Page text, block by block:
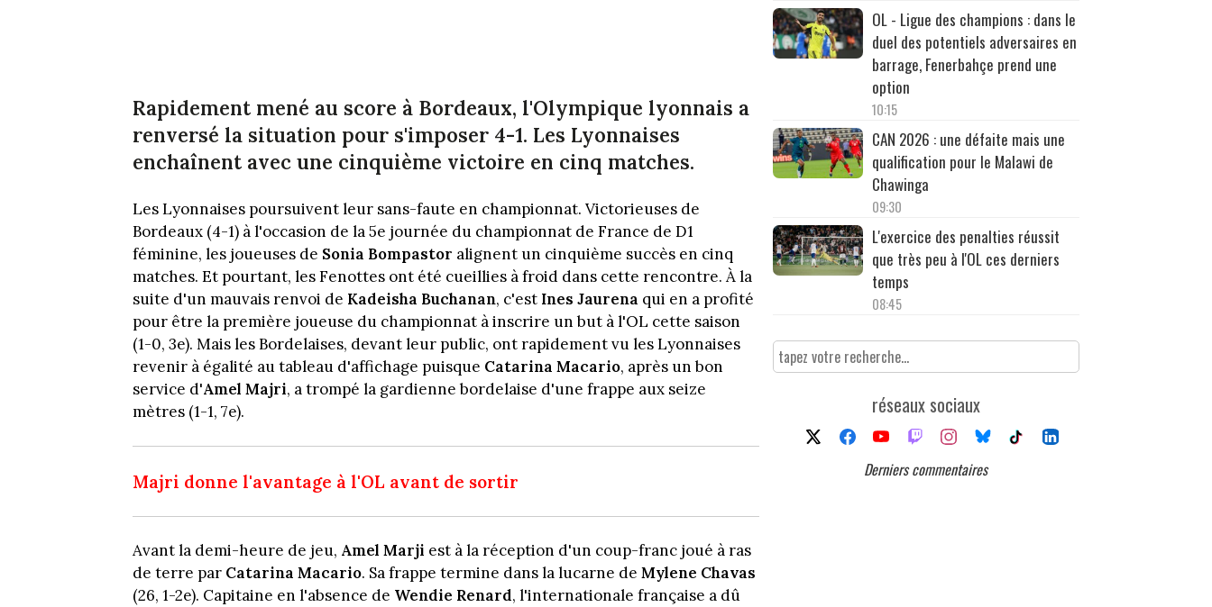
Rapidement mené au score à Bordeaux, l'Olympique lyonnais a
renversé la situation pour s'imposer 4-1. Les Lyonnaises
enchaînent avec une cinquième victoire en cinq matches.
Les Lyonnaises poursuivent leur sans-faute en championnat. Victorieuses de
Bordeaux (4-1) à l'occasion de la 5e journée du championnat de France de D1
féminine, les joueuses de Sonia Bompastor alignent un cinquième succès en cinq
matches. Et pourtant, les Fenottes ont été cueillies à froid dans cette rencontre. À la
suite d'un mauvais renvoi de Kadeisha Buchanan, c'est Ines Jaurena qui en a profité
pour être la première joueuse du championnat à inscrire un but à l'OL cette saison
(1-0, 3e). Mais les Bordelaises, devant leur public, ont rapidement vu les Lyonnaises
revenir à égalité au tableau d'affichage puisque Catarina Macario, après un bon
service d'Amel Majri, a trompé la gardienne bordelaise d'une frappe aux seize
mètres (1-1, 7e).
Majri donne l'avantage à l'OL avant de sortir
Avant la demi-heure de jeu, Amel Marji est à la réception d'un coup-franc joué à ras
de terre par Catarina Macario. Sa frappe termine dans la lucarne de Mylene Chavas
(26, 1-2e). Capitaine en l'absence de Wendie Renard, l'internationale française a dû
OL - Ligue des champions : dans le
duel des potentiels adversaires en
barrage, Fenerbahçe prend une
option
10:15
CAN 2026 : une défaite mais une
qualification pour le Malawi de
Chawinga
09:30
L'exercice des penalties réussit
que très peu à l'OL ces derniers
temps
08:45
réseaux sociaux
Derniers commentaires